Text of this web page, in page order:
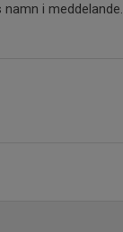
i meddelande.